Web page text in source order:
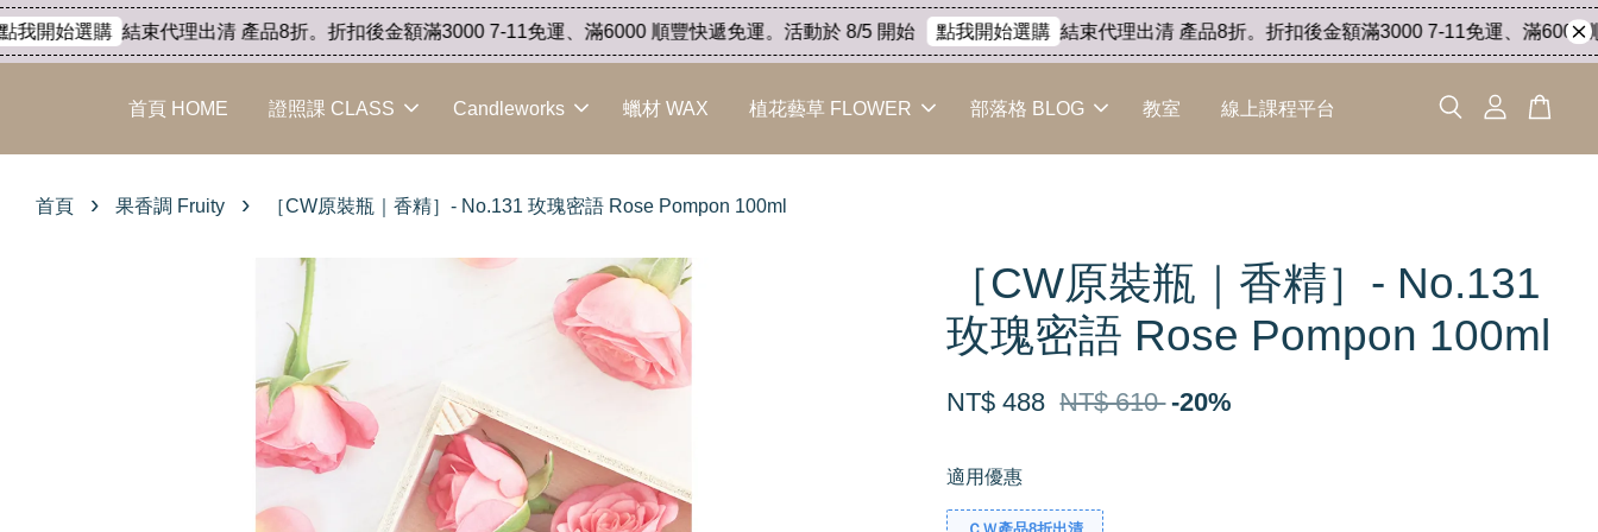
開始選購 結束代理出清 產品8折。折扣後金額滿3000 7-11免運、滿6000 順豐快遞免運。活動於 8/5 開始 點我開始選購 結束代理出清 產品8折。折扣後金額滿3000 7-11免運、滿6000 順
首頁 HOME 證照課 CLASS Candleworks 蠟材 WAX 植花藝草 FLOWER 部落格 BLOG 教室 線上課程平台
首頁 › 果香調 Fruity › ［CW原裝瓶｜香精］- No.131 玫瑰密語 Rose Pompon 100ml
［CW原裝瓶｜香精］- No.131
玫瑰密語 Rose Pompon 100ml
NT$ 488 NT$ 610 -20%
適用優惠